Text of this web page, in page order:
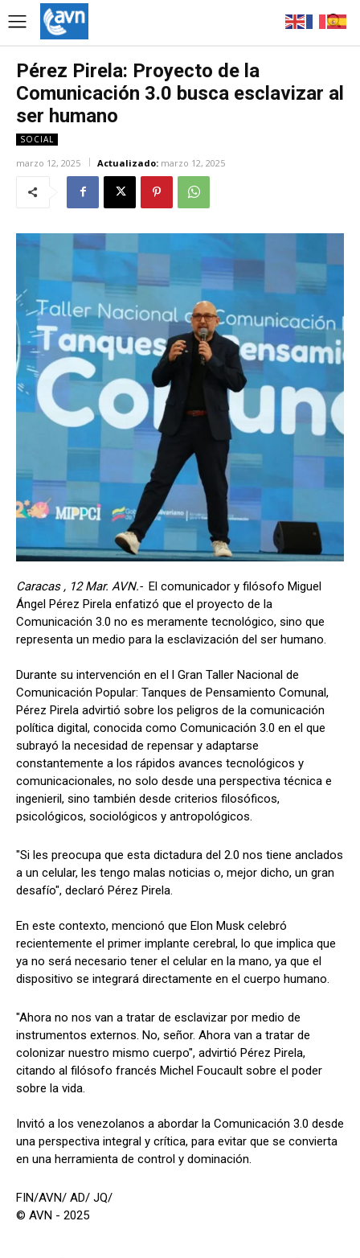
Pérez Pirela: Proyecto de la
Comunicación 3.0 busca esclavizar al
ser humano
SOCIAL
marzo 12, 2025 Actualizado: marzo 12, 2025
Caracas , 12 Mar. AVN.- El comunicador y filósofo Miguel
Ángel Pérez Pirela enfatizó que el proyecto de la
Comunicación 3.0 no es meramente tecnológico, sino que
representa un medio para la esclavización del ser humano.
Durante su intervención en el l Gran Taller Nacional de
Comunicación Popular: Tanques de Pensamiento Comunal,
Pérez Pirela advirtió sobre los peligros de la comunicación
política digital, conocida como Comunicación 3.0 en el que
subrayó la necesidad de repensar y adaptarse
constantemente a los rápidos avances tecnológicos y
comunicacionales, no solo desde una perspectiva técnica e
ingenieril, sino también desde criterios filosóficos,
psicológicos, sociológicos y antropológicos.
"Si les preocupa que esta dictadura del 2.0 nos tiene anclados
a un celular, les tengo malas noticias o, mejor dicho, un gran
desafío", declaró Pérez Pirela.
En este contexto, mencionó que Elon Musk celebró
recientemente el primer implante cerebral, lo que implica que
ya no será necesario tener el celular en la mano, ya que el
dispositivo se integrará directamente en el cuerpo humano.
"Ahora no nos van a tratar de esclavizar por medio de
instrumentos externos. No, señor. Ahora van a tratar de
colonizar nuestro mismo cuerpo", advirtió Pérez Pirela,
citando al filósofo francés Michel Foucault sobre el poder
sobre la vida.
Invitó a los venezolanos a abordar la Comunicación 3.0 desde
una perspectiva integral y crítica, para evitar que se convierta
en una herramienta de control y dominación.
FIN/AVN/ AD/ JQ/
© AVN - 2025